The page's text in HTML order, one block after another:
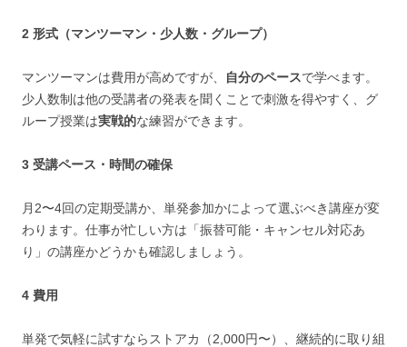
2 形式（マンツーマン・少人数・グループ）
マンツーマンは費用が高めですが、 自分のペースで学べます。
少人数制は他の受講者の発表を聞くことで刺激を得やすく、グ
ループ授業は実戦的な練習ができます。
3 受講ペース・時間の確保
月2〜4回の定期受講か、単発参加かによって選ぶべき講座が変
わります。仕事が忙しい方は「振替可能・キャンセル対応あ
り」の講座かどうかも確認しましょう。
4 費用
単発で気軽に試すならストアカ（2,000円〜）、継続的に取り組